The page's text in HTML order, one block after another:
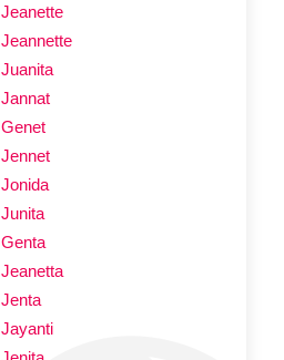
Jeanette
Jeannette
Juanita
Jannat
Genet
Jennet
Jonida
Junita
Genta
Jeanetta
Jenta
Jayanti